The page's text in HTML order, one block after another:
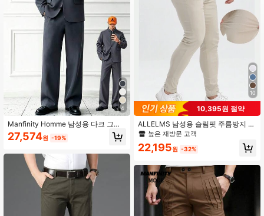
4.89 252K 팔로워
4.89 252K 팔로워
4.89 252K 팔로워
4
Manfinity Homme 남성용 다크 그레
이 우븐 캐주얼 패션 스탠드 칼라 수트
세트
27,574원 -19%
10
10,395원 절약
ALLELMS 남성용 슬림핏 주름방지 스
트레치 트윌 드레스 팬츠
높은 재방문 고객
22,195원 -32%